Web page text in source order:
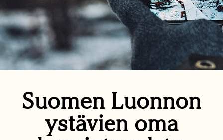
Suomen Luonnon
ystävien oma